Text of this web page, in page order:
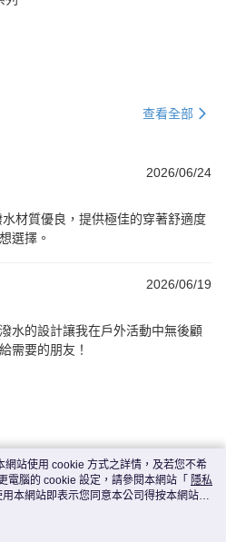
查看全部
2026/06/24
材質優良，提供極佳的穿著舒適度
選擇。
2026/06/19
水的設計讓我在戶外活動中無後顧
需要的朋友！
站使用 cookie 方式之詳情，及若您不希
電腦的 cookie 設定，請參閱本網站「 隱私
本網站即表示您同意本公司得按本網站使